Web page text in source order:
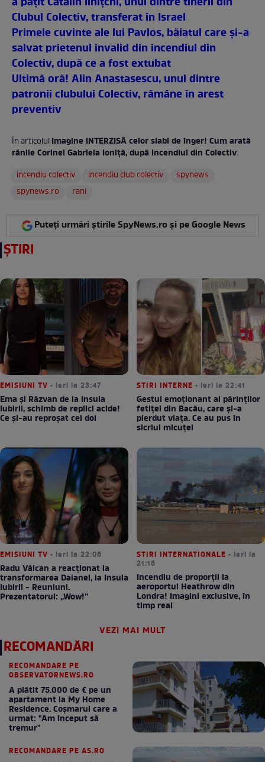
Clubul Colectiv, transferat în Israel
Primele cuvinte ale lui Pavlos, băiatul care şi-a
salvat prietenul invalid din incendiul din
Colectiv, după ce a fost extubat
Ultimă oră! Alin Anastasescu, unul dintre
patronii clubului Colectiv, rămâne în arest
preventiv
În articolulImagine INTERZISĂ celor slabi de înger! Cum arată
rănile Corinei Gabriela Ioniţă, după incendiul din Colectiv:
incendiu colectiv
incendiu club colectiv
spynews
spynews.ro
rani
Puteți urmări știrile SpyNews.ro și pe Google News
ȘTIRI
EMISIUNI TV • ieri la 23:47
Ema și Răzvan de la Insula
Iubirii, schimb de replici acide!
Ce și-au reproșat cei doi
STIRI INTERNE • ieri la 22:41
Gestul emoționant al părinților
fetiței din Bacău, care și-a
pierdut viața. Ce au pus în
sicriul micuței
EMISIUNI TV • ieri la 22:06
Radu Vâlcan a reacționat la
transformarea Daianei, la Insula
Iubirii - Reuniuni.
Prezentatorul: „Wow!”
STIRI INTERNATIONALE • ieri la
21:16
Incendiu de proporții la
aeroportul Heathrow din
Londra! Imagini exclusive, în
timp real
VEZI MAI MULT
RECOMANDĂRI
RECOMANDARE PE
OBSERVATORNEWS.RO
A plătit 75.000 de € pe un
apartament la My Home
Residence. Coşmarul care a
urmat: "Am început să
tremur"
RECOMANDARE PE AS.RO